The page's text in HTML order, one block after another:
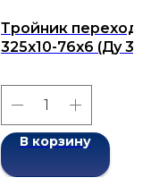
Тройник
325х10-76х6 (Ду
2001
В корзину